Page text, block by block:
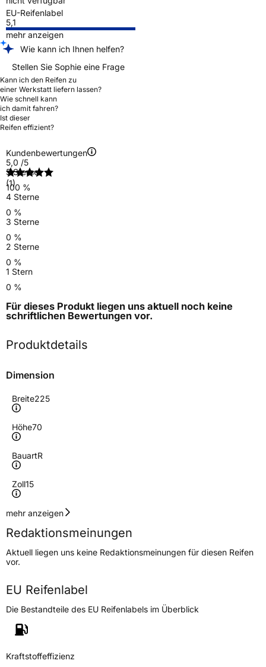
EU-Reifenlabel
5,1
mehr anzeigen
Wie kann ich Ihnen helfen?
Stellen Sie Sophie eine Frage
Kann ich den Reifen zu
einer Werkstatt liefern lassen?
Wie schnell kann
ich damit fahren?
Ist dieser
Reifen effizient?
Kundenbewertungen
5,0 /5
(1)
5 Sterne
100 %
4 Sterne
0 %
3 Sterne
0 %
2 Sterne
0 %
1 Stern
0 %
Für dieses Produkt liegen uns aktuell noch keine
schriftlichen Bewertungen vor.
Produktdetails
Dimension
Breite225
Höhe70
BauartR
Zoll15
Geschwindigkeitsindex
Höchstgeschwindigkeit
190 km/h
Lastindex112/110
Höchstlast1120/1060 kg
Generelle Merkmale
Fahrzeugtyp
mehr anzeigen
Redaktionsmeinungen
Aktuell liegen uns keine Redaktionsmeinungen für diesen Reifen
vor.
EU Reifenlabel
Die Bestandteile des EU Reifenlabels im Überblick
Kraftstoffeffizienz